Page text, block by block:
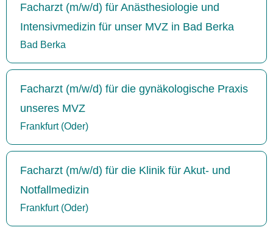
Facharzt (m/w/d) für Anästhesiologie und
Intensivmedizin für unser MVZ in Bad Berka
Bad Berka
Facharzt (m/w/d) für die gynäkologische Praxis
unseres MVZ
Frankfurt (Oder)
Facharzt (m/w/d) für die Klinik für Akut- und
Notfallmedizin
Frankfurt (Oder)